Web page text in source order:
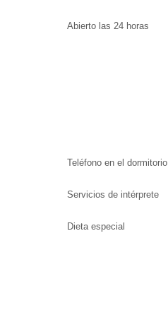
Abierto las 24 horas
Teléfono en el dormitorio
Servicios de intérprete
Dieta especial